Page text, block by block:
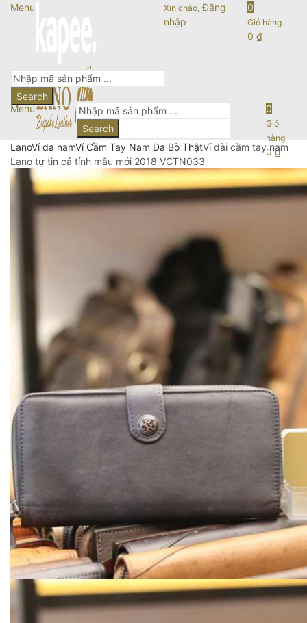
Menu Xin chào, Đăng
nhập
0
Giỏ hàng
0 ₫
Search
Menu
Search
0
Giỏ
hàng
0₫
LanoVí da namVí Cầm Tay Nam Da Bò ThậtVí dài cầm tay nam
Lano tự tin cá tính mẫu mới 2018 VCTN033